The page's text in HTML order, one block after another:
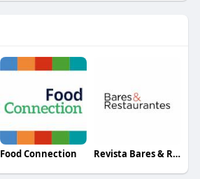
Food Connection Revista Bares & Restaurantes